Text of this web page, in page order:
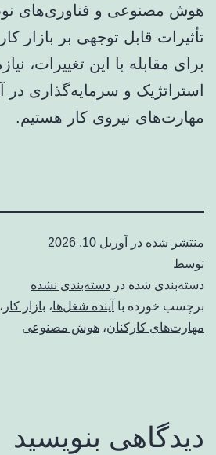
تأثیرات قابل توجهی بر بازار
برای مقابله با این تغییرات،
استراتژیک و سرمایه‌گذاری
مهارت‌های نیروی کار هستیم.
منتشر شده در
آوریل 10, 2026
توسط
دسته‌بندی شده در دسته‌بندی نشده
برچسب خورده با آینده شغل‌ها، بازار کار ،
مهارت‌های کارکنان، هوش مصنوعی
دیدگاهی بنویسید